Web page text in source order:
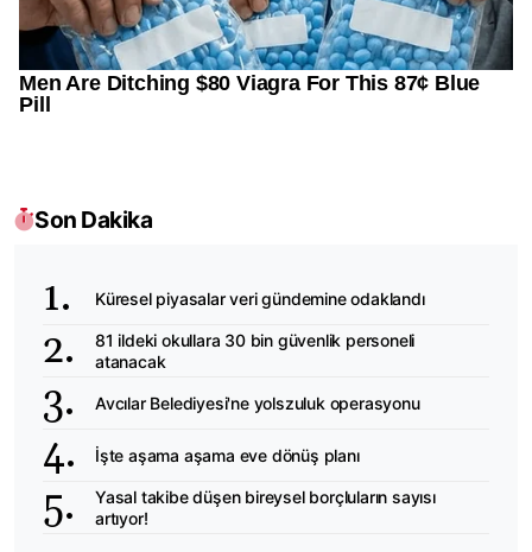
Son Dakika
Küresel piyasalar veri gündemine odaklandı
81 ildeki okullara 30 bin güvenlik personeli
atanacak
Avcılar Belediyesi'ne yolszuluk operasyonu
İşte aşama aşama eve dönüş planı
Yasal takibe düşen bireysel borçluların sayısı
artıyor!